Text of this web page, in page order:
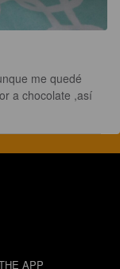
me quedé
a chocolate ,así
APP